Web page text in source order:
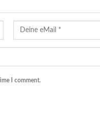
I comment.